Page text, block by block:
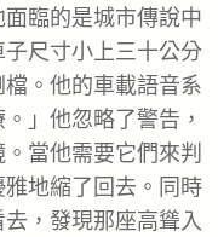
臨的是城市傳說中
尺寸小上三十公分
。他的車載語音系
」他忽略了警告，
當他需要它們來判
地縮了回去。同時
，發現那座高聳入